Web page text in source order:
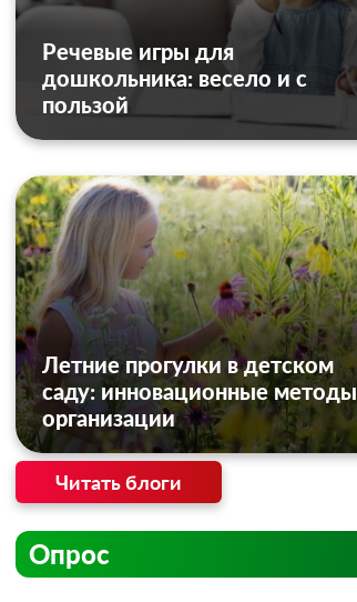
Речевые игры для
дошкольника: весело и с
пользой
Летние прогулки в детском
саду: инновационные методы
организации
Читать блоги
Опрос